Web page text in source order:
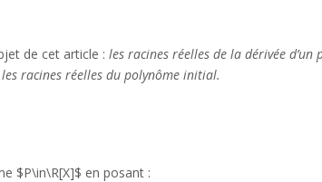
de cet article : les racines réelles de la dérivée
racines réelles du polynôme initial.
$P\in\R[X]$ en posant :